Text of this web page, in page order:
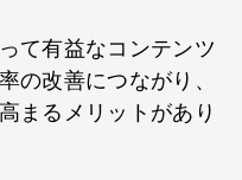
て有益なコンテンツ
の改善につながり、
まるメリットがあり